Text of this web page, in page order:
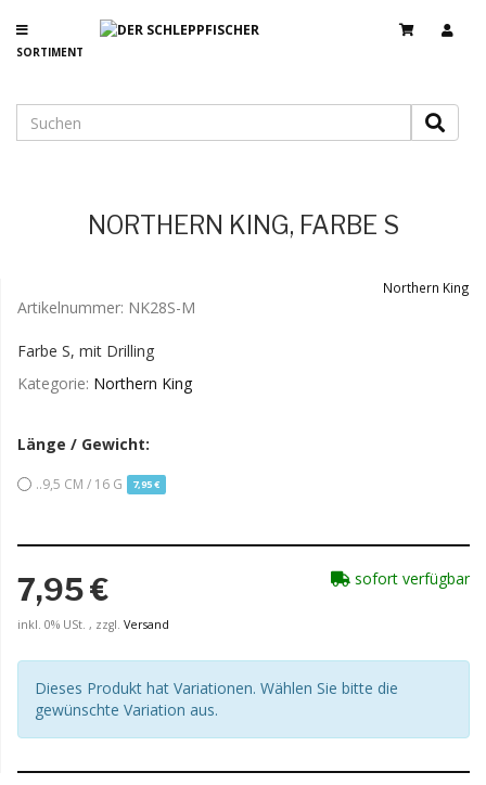
SORTIMENT
NORTHERN KING, FARBE S
Northern King
Artikelnummer: NK28S-M
Farbe S, mit Drilling
Kategorie: Northern King
Länge / Gewicht:
..9,5 CM / 16 G 7,95 €
7,95 €
inkl. 0% USt. , zzgl. Versand
sofort verfügbar
Dieses Produkt hat Variationen. Wählen Sie bitte die
gewünschte Variation aus.